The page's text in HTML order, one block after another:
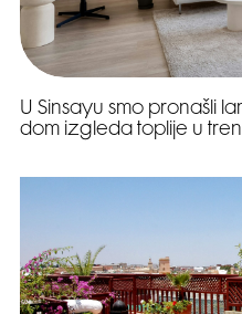
U Sinsayu smo pronašli
dom izgleda toplije u